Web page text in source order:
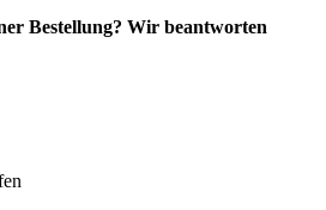
Bestellung? Wir beantworten